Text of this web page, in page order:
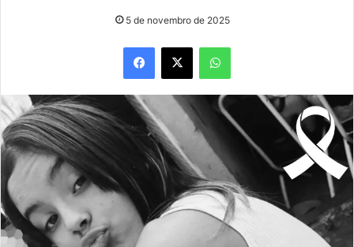
5 de novembro de 2025
Facebook
X WhatsApp